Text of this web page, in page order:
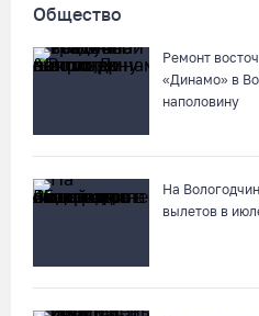
Шестеро вологодских
05.08.26 / 09:01
В августе медики
Общество
Ремонт
«Динамо» в
наполовину
На
вылетов в